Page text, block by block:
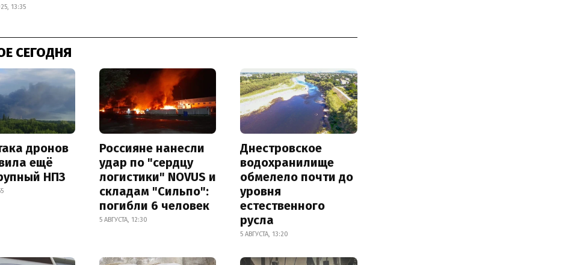
13:35
СЕГОДНЯ
дронов
ещё
НПЗ
Россияне нанесли
удар по "сердцу
логистики" NOVUS и
складам "Сильпо":
погибли 6 человек
5 АВГУСТА, 12:30
Днестровское
водохранилище
обмелело почти до
уровня
естественного
русла
5 АВГУСТА, 13:20